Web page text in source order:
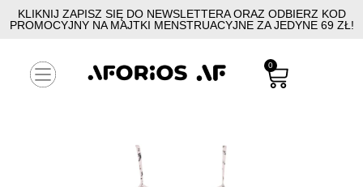
KLIKNIJ ZAPISZ SIĘ DO NEWSLETTERA ORAZ ODBIERZ KOD
PROMOCYJNY NA MAJTKI MENSTRUACYJNE ZA JEDYNE 69 ZŁ!
0